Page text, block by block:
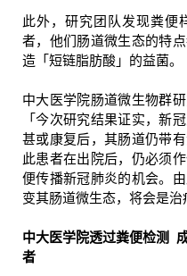
此外，研究团队发现粪便
者，他们肠道微生态的特
造「短链脂肪酸」的益菌。
中大医学院肠道微生物群
「今次研究结果证实，新
甚或康复后，其肠道仍带
此患者在出院后，仍必须
便传播新冠肺炎的机会。
变其肠道微生态，将会是治
中大医学院透过粪便检测
者